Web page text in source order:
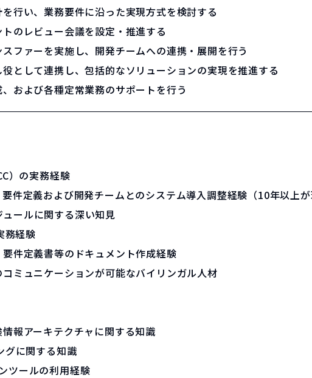
行い、業務要件に沿った実現方式を検討する
のレビュー会議を設定・推進する
ファーを実施し、開発チームへの連携・展開を行う
として連携し、包括的なソリューションの実現を推進する
および各種定常業務のサポートを行う
）の実務経験
件定義および開発チームとのシステム導入調整経験（10年以上
ールに関する深い知見
務経験
件定義書等のドキュメント作成経験
ミュニケーションが可能なバイリンガル人材
報アーキテクチャに関する知識
グに関する知識
ツールの利用経験